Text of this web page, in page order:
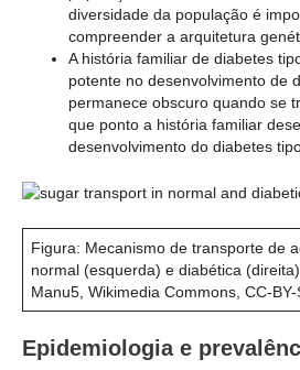
diversidade da população é
compreender a arquitetura
A história familiar de diabetes
potente no desenvolvimento de
permanece obscuro quando se
que ponto a história familiar
desenvolvimento do diabetes
Figura: Mecanismo de transporte de
normal (esquerda) e diabética
Manu5, Wikimedia Commons, CC-BY-
Epidemiologia e